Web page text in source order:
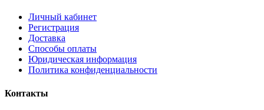
Личный кабинет
Регистрация
Доставка
Способы оплаты
Юридическая информация
Политика конфиденциальности
Контакты